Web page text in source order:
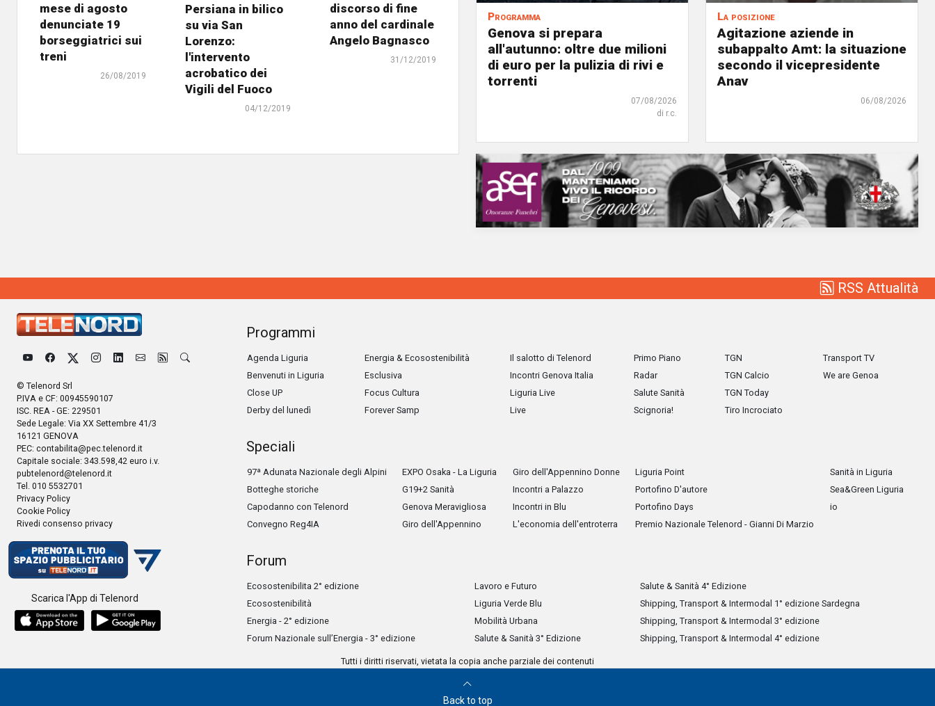
mese di agosto
denunciate 19
borseggiatrici sui
treni
26/08/2019
Persiana in bilico
su via San
Lorenzo:
l'intervento
acrobatico dei
Vigili del Fuoco
04/12/2019
discorso di fine
anno del cardinale
Angelo Bagnasco
31/12/2019
Programma
Genova si prepara
all'autunno: oltre due milioni
di euro per la pulizia di rivi e
torrenti
07/08/2026
di r.c.
La posizione
Agitazione aziende in
subappalto Amt: la situazione
secondo il vicepresidente
Anav
06/08/2026
RSS Attualità
© Telenord Srl
P.IVA e CF: 00945590107
ISC. REA - GE: 229501
Sede Legale: Via XX Settembre 41/3
16121 GENOVA
PEC: contabilita@pec.telenord.it
Capitale sociale: 343.598,42 euro i.v.
pubtelenord@telenord.it
Tel. 010 5532701
Privacy Policy
Cookie Policy
Rivedi consenso privacy
Scarica l'App di Telenord
Programmi
Agenda Liguria
Benvenuti in Liguria
Close UP
Derby del lunedì
Energia & Ecosostenibilità
Esclusiva
Focus Cultura
Forever Samp
Il salotto di Telenord
Incontri Genova Italia
Liguria Live
Live
Primo Piano
Radar
Salute Sanità
Scignoria!
TGN
TGN Calcio
TGN Today
Tiro Incrociato
Transport TV
We are Genoa
Speciali
97ª Adunata Nazionale degli Alpini
Botteghe storiche
Capodanno con Telenord
Convegno Reg4IA
EXPO Osaka - La Liguria
G19+2 Sanità
Genova Meravigliosa
Giro dell'Appennino
Giro dell'Appennino Donne
Incontri a Palazzo
Incontri in Blu
L'economia dell'entroterra
Liguria Point
Portofino D'autore
Portofino Days
Premio Nazionale Telenord - Gianni Di Marzio
Sanità in Liguria
Sea&Green Liguria
io
Forum
Ecosostenibilita 2° edizione
Ecosostenibilità
Energia - 2° edizione
Forum Nazionale sull’Energia - 3° edizione
Lavoro e Futuro
Liguria Verde Blu
Mobilità Urbana
Salute & Sanità 3° Edizione
Salute & Sanità 4° Edizione
Shipping, Transport & Intermodal 1° edizione Sardegna
Shipping, Transport & Intermodal 3° edizione
Shipping, Transport & Intermodal 4° edizione
Tutti i diritti riservati, vietata la copia anche parziale dei contenuti
Back to top